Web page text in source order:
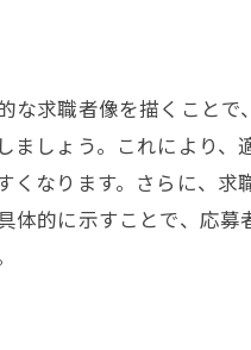
求職者像を描くこと
しょう。これにより、
なります。さらに、求
的に示すことで、応募